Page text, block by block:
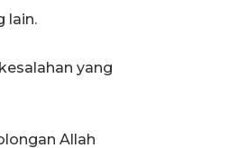
lain.
yang
Allah